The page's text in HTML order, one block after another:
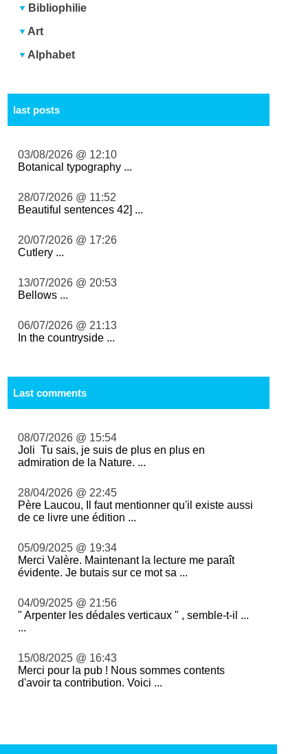
Bibliophilie
Art
Alphabet
last posts
03/08/2026 @ 12:10
Botanical typography ...
28/07/2026 @ 11:52
Beautiful sentences 42] ...
20/07/2026 @ 17:26
Cutlery ...
13/07/2026 @ 20:53
Bellows ...
06/07/2026 @ 21:13
In the countryside ...
Last comments
08/07/2026 @ 15:54
Joli Tu sais, je suis de plus en plus en
admiration de la Nature. ...
28/04/2026 @ 22:45
Père Laucou, Il faut mentionner qu'il existe aussi
de ce livre une édition ...
05/09/2025 @ 19:34
Merci Valère. Maintenant la lecture me paraît
évidente. Je butais sur ce mot sa ...
04/09/2025 @ 21:56
" Arpenter les dédales verticaux " , semble-t-il ...
...
15/08/2025 @ 16:43
Merci pour la pub ! Nous sommes contents
d'avoir ta contribution. Voici ...